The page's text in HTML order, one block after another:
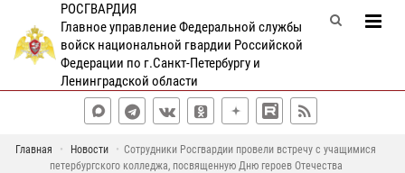
РОСГВАРДИЯ
Главное управление Федеральной службы
войск национальной гвардии Российской
Федерации по г.Санкт-Петербургу и
Ленинградской области
Главная Новости
Сотрудники Росгвардии провели встречу с учащимися
петербургского колледжа, посвященную Дню героев Отечества